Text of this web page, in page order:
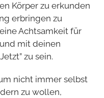
Körper zu erkunden
erbringen zu
Achtsamkeit für
mit deinen
zu sein.
nicht immer selbst
zu wollen,